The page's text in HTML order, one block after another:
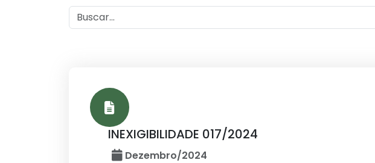
INEXIGIBILIDADE 017/2024
Dezembro/2024